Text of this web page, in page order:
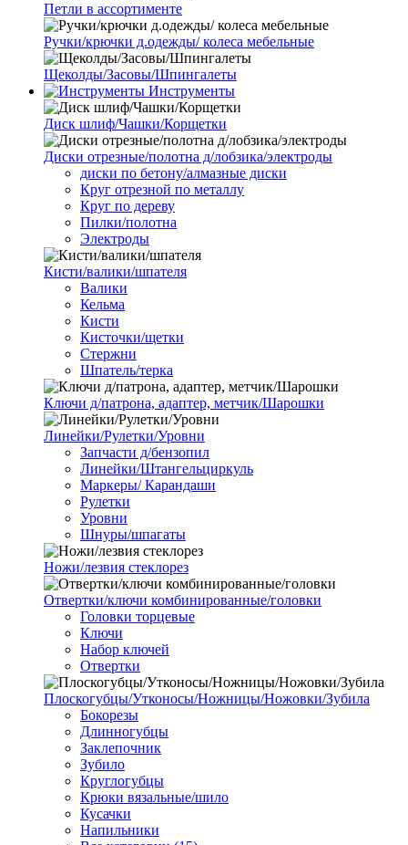
Петли в ассортименте
Ручки/крючки д.одежды/ колеса мебельные
Щеколды/Засовы/Шпингалеты
Инструменты
Диск шлиф/Чашки/Корщетки
Диски отрезные/полотна д/лобзика/электроды
диски по бетону/алмазные диски
Круг отрезной по металлу
Круг по дереву
Пилки/полотна
Электроды
Кисти/валики/шпателя
Валики
Кельма
Кисти
Кисточки/щетки
Стержни
Шпатель/терка
Ключи д/патрона, адаптер, метчик/Шарошки
Линейки/Рулетки/Уровни
Запчасти д/бензопил
Линейки/Штангельциркуль
Маркеры/ Карандаши
Рулетки
Уровни
Шнуры/шпагаты
Ножи/лезвия стеклорез
Отвертки/ключи комбинированные/головки
Головки торцевые
Ключи
Набор ключей
Отвертки
Плоскогубцы/Утконосы/Ножницы/Ножовки/Зубила
Бокорезы
Длинногубцы
Заклепочник
Зубило
Круглогубцы
Крюки вязальные/шило
Кусачки
Напильники